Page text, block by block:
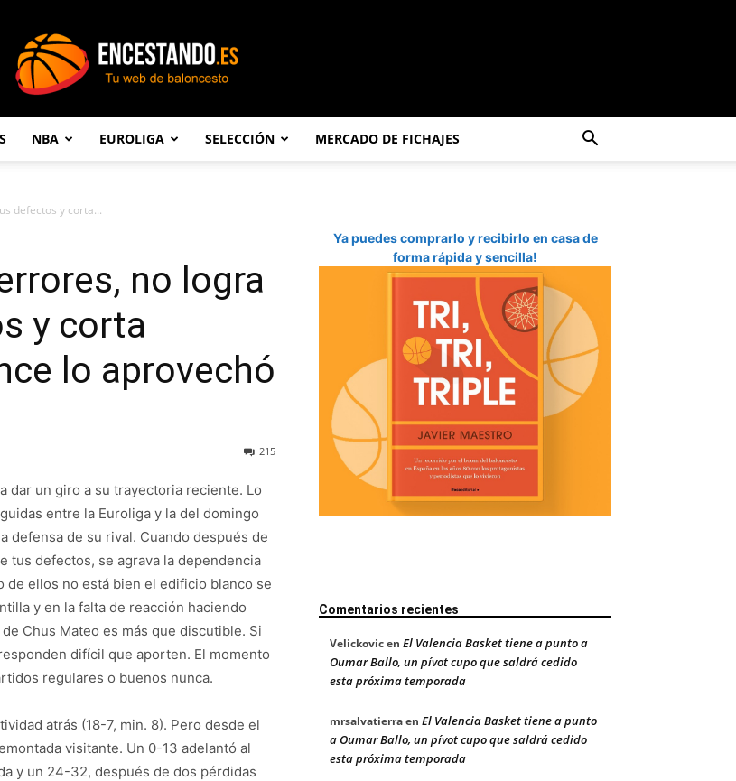
NBA EUROLIGA SELECCIÓN MERCADO DE FICHAJES
defectos y corta...
no logra
y corta
lo aprovechó
215
dar un giro a su trayectoria reciente. Lo
entre la Euroliga y la del domingo
defensa de su rival. Cuando después de
tus defectos, se agrava la dependencia
de ellos no está bien el edificio blanco se
y en la falta de reacción haciendo
Chus Mateo es más que discutible. Si
difícil que aporten. El momento
regulares o buenos nunca.
atrás (18-7, min. 8). Pero desde el
visitante. Un 0-13 adelantó al
y un 24-32, después de dos pérdidas
Ya puedes comprarlo y recibirlo en casa de
forma rápida y sencilla!
Comentarios recientes
Velickovicen El Valencia Basket tiene a punto a
Oumar Ballo, un pívot cupo que saldrá cedido
esta próxima temporada
mrsalvatierraen El Valencia Basket tiene a punto
a Oumar Ballo, un pívot cupo que saldrá cedido
esta próxima temporada